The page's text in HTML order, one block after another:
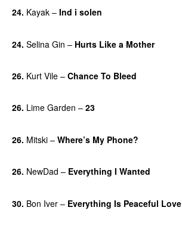
24. Kayak – Ind i solen
24. Selina Gin – Hurts Like a Mother
26. Kurt Vile – Chance To Bleed
26. Lime Garden – 23
26. Mitski – Where’s My Phone?
26. NewDad – Everything I Wanted
30. Bon Iver – Everything Is Peaceful Love